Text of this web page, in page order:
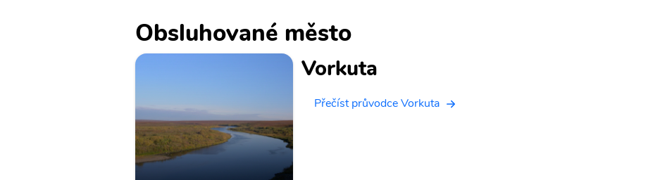
Obsluhované město
Vorkuta
Přečíst průvodce Vorkuta